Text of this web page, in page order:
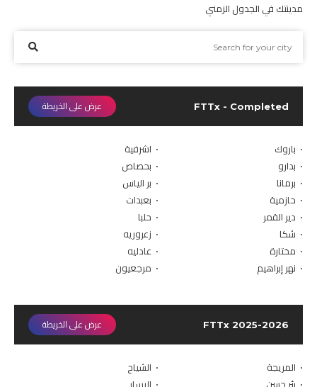
إتّصل بنا
خطة الإنتشار
حسابي
مدينتك في الجدول الزمني
FTTx - Completed عرض على الخريطة
• اشرفية
• باروك
• بحصاص
• بدارو
• بر الياس
• برمانا
• بعبدات
• حازمية
• حلبا
• دير القمر
• زعروريه
• شكا
• عادليه
• مختارة
• مرجعيون
• نهر إبراهيم
FTTx 2025-2026 عرض على الخريطة
• الشياح
• المريجة
• اليسار
• بئر حسن